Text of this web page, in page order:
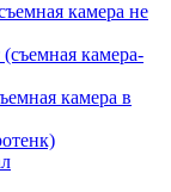
камера не
камера-
камера в